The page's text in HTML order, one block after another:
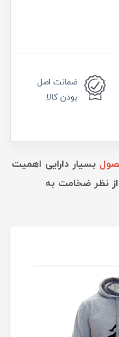
ضمانت اصل
بودن کالا
بسیار دارایی اهمیت
نظر ضخامت به